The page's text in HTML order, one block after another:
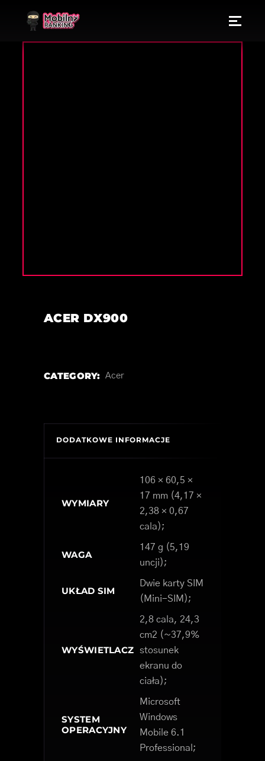
ACER DX900
CATEGORY: Acer
DODATKOWE INFORMACJE
WYMIARY
106 × 60,5 ×
17 mm (4,17 ×
2,38 × 0,67
cala);
WAGA
147 g (5,19
uncji);
UKŁAD SIM
Dwie karty SIM
(Mini-SIM);
WYŚWIETLACZ
2,8 cala, 24,3
cm2 (~37,9%
stosunek
ekranu do
ciała);
SYSTEM
OPERACYJNY
Microsoft
Windows
Mobile 6.1
Professional;